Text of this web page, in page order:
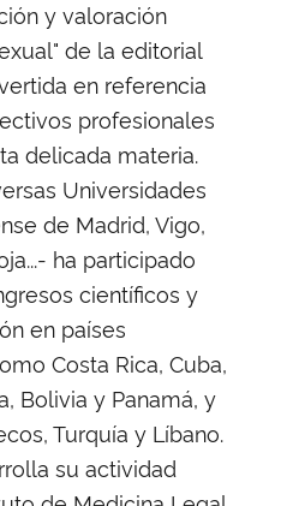
y valoración
de la editorial
en referencia
profesionales
delicada materia.
Universidades
de Madrid, Vigo,
ha participado
científicos y
en países
Costa Rica, Cuba,
Bolivia y Panamá, y
Turquía y Líbano.
su actividad